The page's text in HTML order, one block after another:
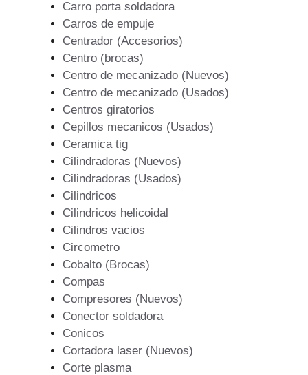
Carro porta soldadora
Carros de empuje
Centrador (Accesorios)
Centro (brocas)
Centro de mecanizado (Nuevos)
Centro de mecanizado (Usados)
Centros giratorios
Cepillos mecanicos (Usados)
Ceramica tig
Cilindradoras (Nuevos)
Cilindradoras (Usados)
Cilindricos
Cilindricos helicoidal
Cilindros vacios
Circometro
Cobalto (Brocas)
Compas
Compresores (Nuevos)
Conector soldadora
Conicos
Cortadora laser (Nuevos)
Corte plasma